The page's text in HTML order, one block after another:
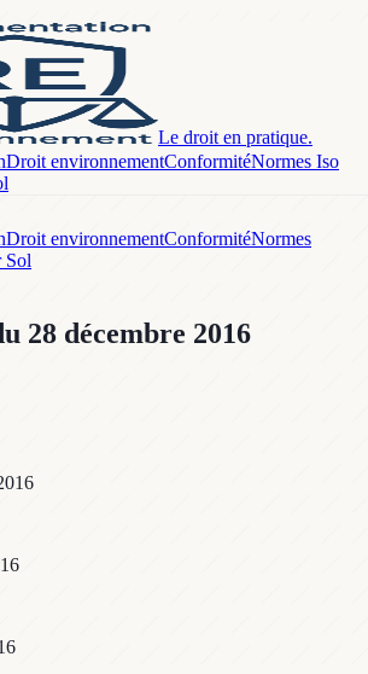
Le droit en pratique.
Droit environnementConformitéNormes Iso
Droit environnementConformitéNormes
Sol
28 décembre 2016